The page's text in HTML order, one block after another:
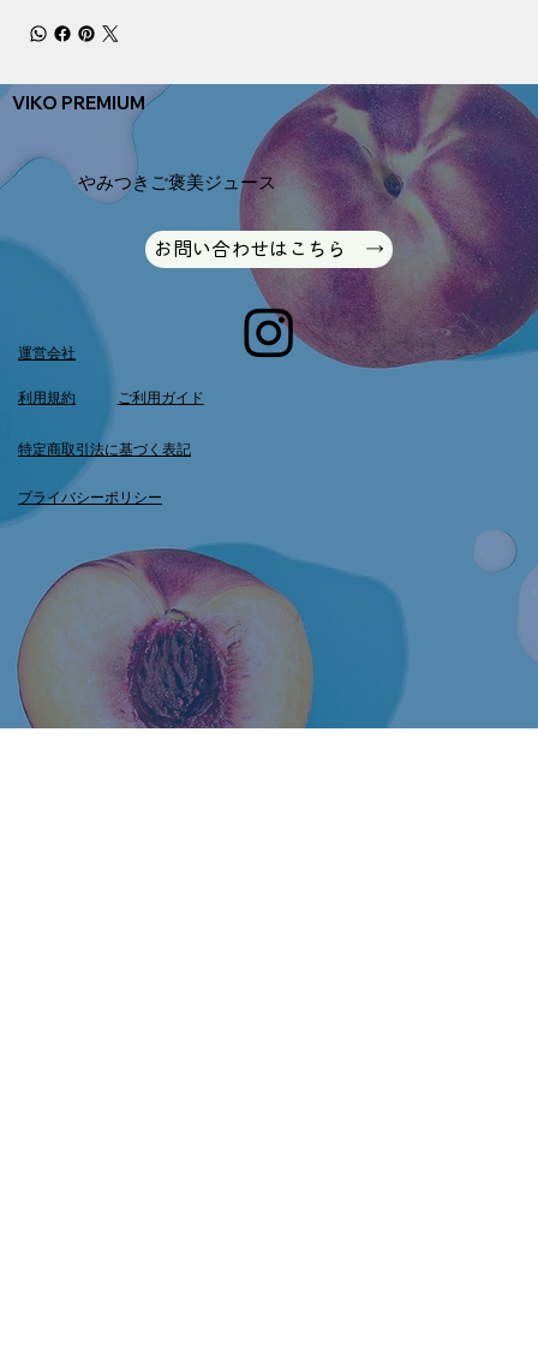
VIKO PREMIUM
やみつきご褒美ジュース
お問い合わせはこちら →
特定商取引法に基づく表記
プライバシーポリシー
利用規約 ご利用ガイド
運営会社